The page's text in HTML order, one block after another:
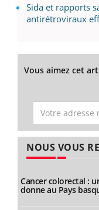
Sida et rapports
antirétroviraux
Vous aimez cet
NOUS VOUS
Cancer colorectal :
donne au Pays